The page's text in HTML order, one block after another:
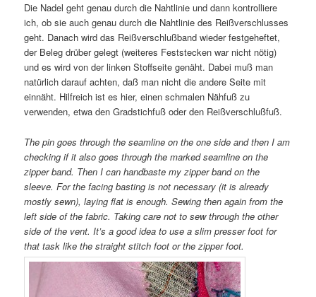
Die Nadel geht genau durch die Nahtlinie und dann kontrolliere
ich, ob sie auch genau durch die Nahtlinie des Reißverschlusses
geht. Danach wird das Reißverschlußband wieder festgeheftet,
der Beleg drüber gelegt (weiteres Feststecken war nicht nötig)
und es wird von der linken Stoffseite genäht. Dabei muß man
natürlich darauf achten, daß man nicht die andere Seite mit
einnäht. Hilfreich ist es hier, einen schmalen Nähfuß zu
verwenden, etwa den Gradstichfuß oder den Reißverschlußfuß.
The pin goes through the seamline on the one side and then I am
checking if it also goes through the marked seamline on the
zipper band. Then I can handbaste my zipper band on the
sleeve. For the facing basting is not necessary (it is already
mostly sewn), laying flat is enough. Sewing then again from the
left side of the fabric. Taking care not to sew through the other
side of the vent. It’s a good idea to use a slim presser foot for
that task like the straight stitch foot or the zipper foot.